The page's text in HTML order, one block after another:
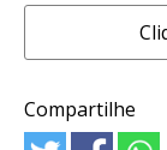
Compartilhe